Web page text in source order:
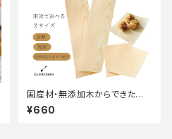
国産材・無添加木からできた経
木らっぷ 【短型】20枚入り Qua
ntoBasta クアントバスタ 国産
¥660